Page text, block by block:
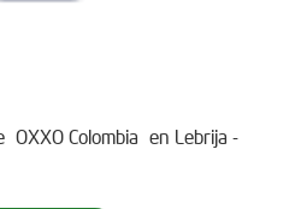
OXXO Colombia en Lebrija -